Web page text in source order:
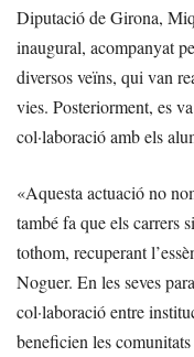
Diputació de Girona,
inaugural, acompanyat
diversos veïns, qui van
vies. Posteriorment, es
col·laboració amb els
«Aquesta actuació no
també fa que els carrers
tothom, recuperant
Noguer. En les seves
col·laboració entre
beneficien les